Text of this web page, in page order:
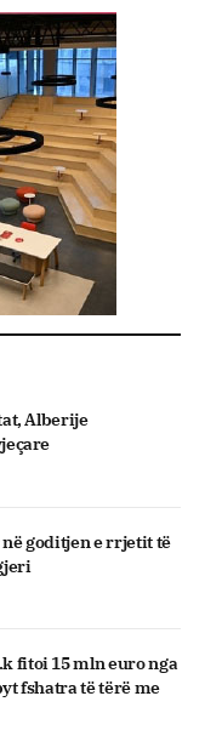
Alberije
goditjen e rrjetit të
fitoi 15 mln euro nga
fshatra të tërë me